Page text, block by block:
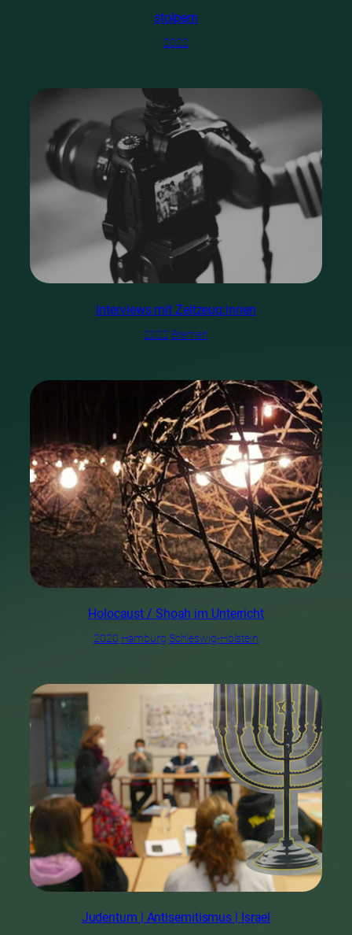
stolpern
2022
Interviews mit Zeitzeug:innen
2022 Bremen
Holocaust / Shoah im Unterricht
2020 Hamburg Schleswig-Holstein
Judentum | Antisemitismus | Israel